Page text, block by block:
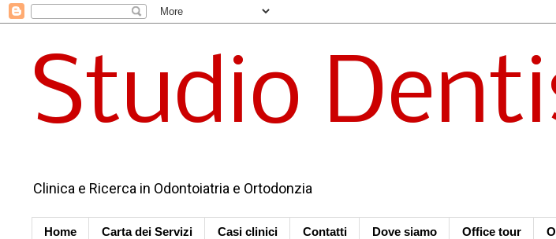
Studio
Clinica e Ricerca in Odontoiatria e Ortodonzia
Home Carta dei Servizi Casi clinici Contatti Dove siamo Office tour